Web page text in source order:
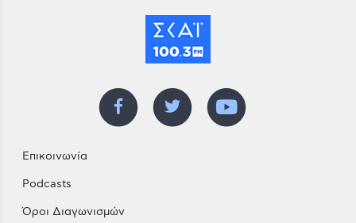
Επικοινωνία
Podcasts
Όροι Διαγωνισμών